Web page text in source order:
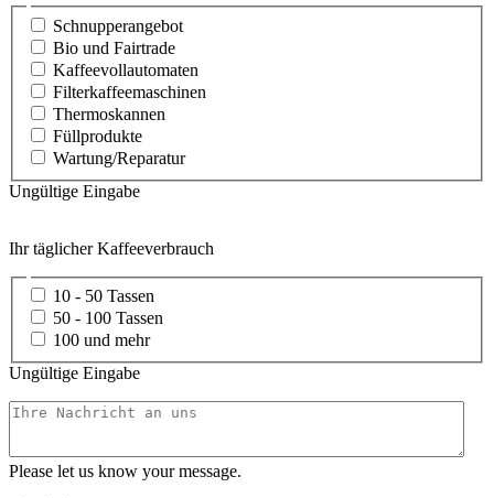
Schnupperangebot
Bio und Fairtrade
Kaffeevollautomaten
Filterkaffeemaschinen
Thermoskannen
Füllprodukte
Wartung/Reparatur
Ungültige Eingabe
Ihr täglicher Kaffeeverbrauch
10 - 50 Tassen
50 - 100 Tassen
100 und mehr
Ungültige Eingabe
Please let us know your message.